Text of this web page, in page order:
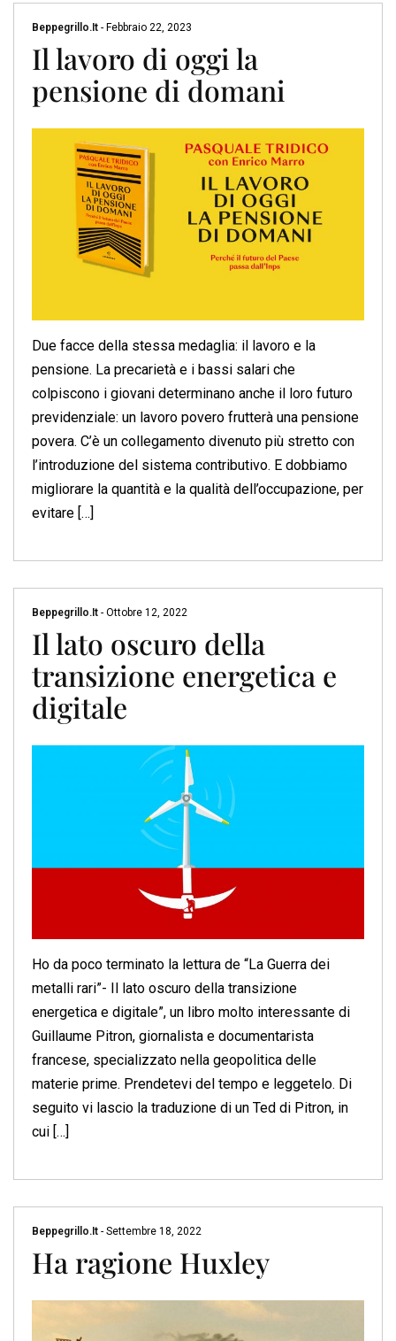
Beppegrillo.it - Febbraio 22, 2023
Il lavoro di oggi la
pensione di domani
Due facce della stessa medaglia: il lavoro e la
pensione. La precarietà e i bassi salari che
colpiscono i giovani determinano anche il loro futuro
previdenziale: un lavoro povero frutterà una pensione
povera. C’è un collegamento divenuto più stretto con
l’introduzione del sistema contributivo. E dobbiamo
migliorare la quantità e la qualità dell’occupazione, per
evitare […]
Beppegrillo.it - Ottobre 12, 2022
Il lato oscuro della
transizione energetica e
digitale
Ho da poco terminato la lettura de “La Guerra dei
metalli rari”- Il lato oscuro della transizione
energetica e digitale”, un libro molto interessante di
Guillaume Pitron, giornalista e documentarista
francese, specializzato nella geopolitica delle
materie prime. Prendetevi del tempo e leggetelo. Di
seguito vi lascio la traduzione di un Ted di Pitron, in
cui […]
Beppegrillo.it - Settembre 18, 2022
Ha ragione Huxley